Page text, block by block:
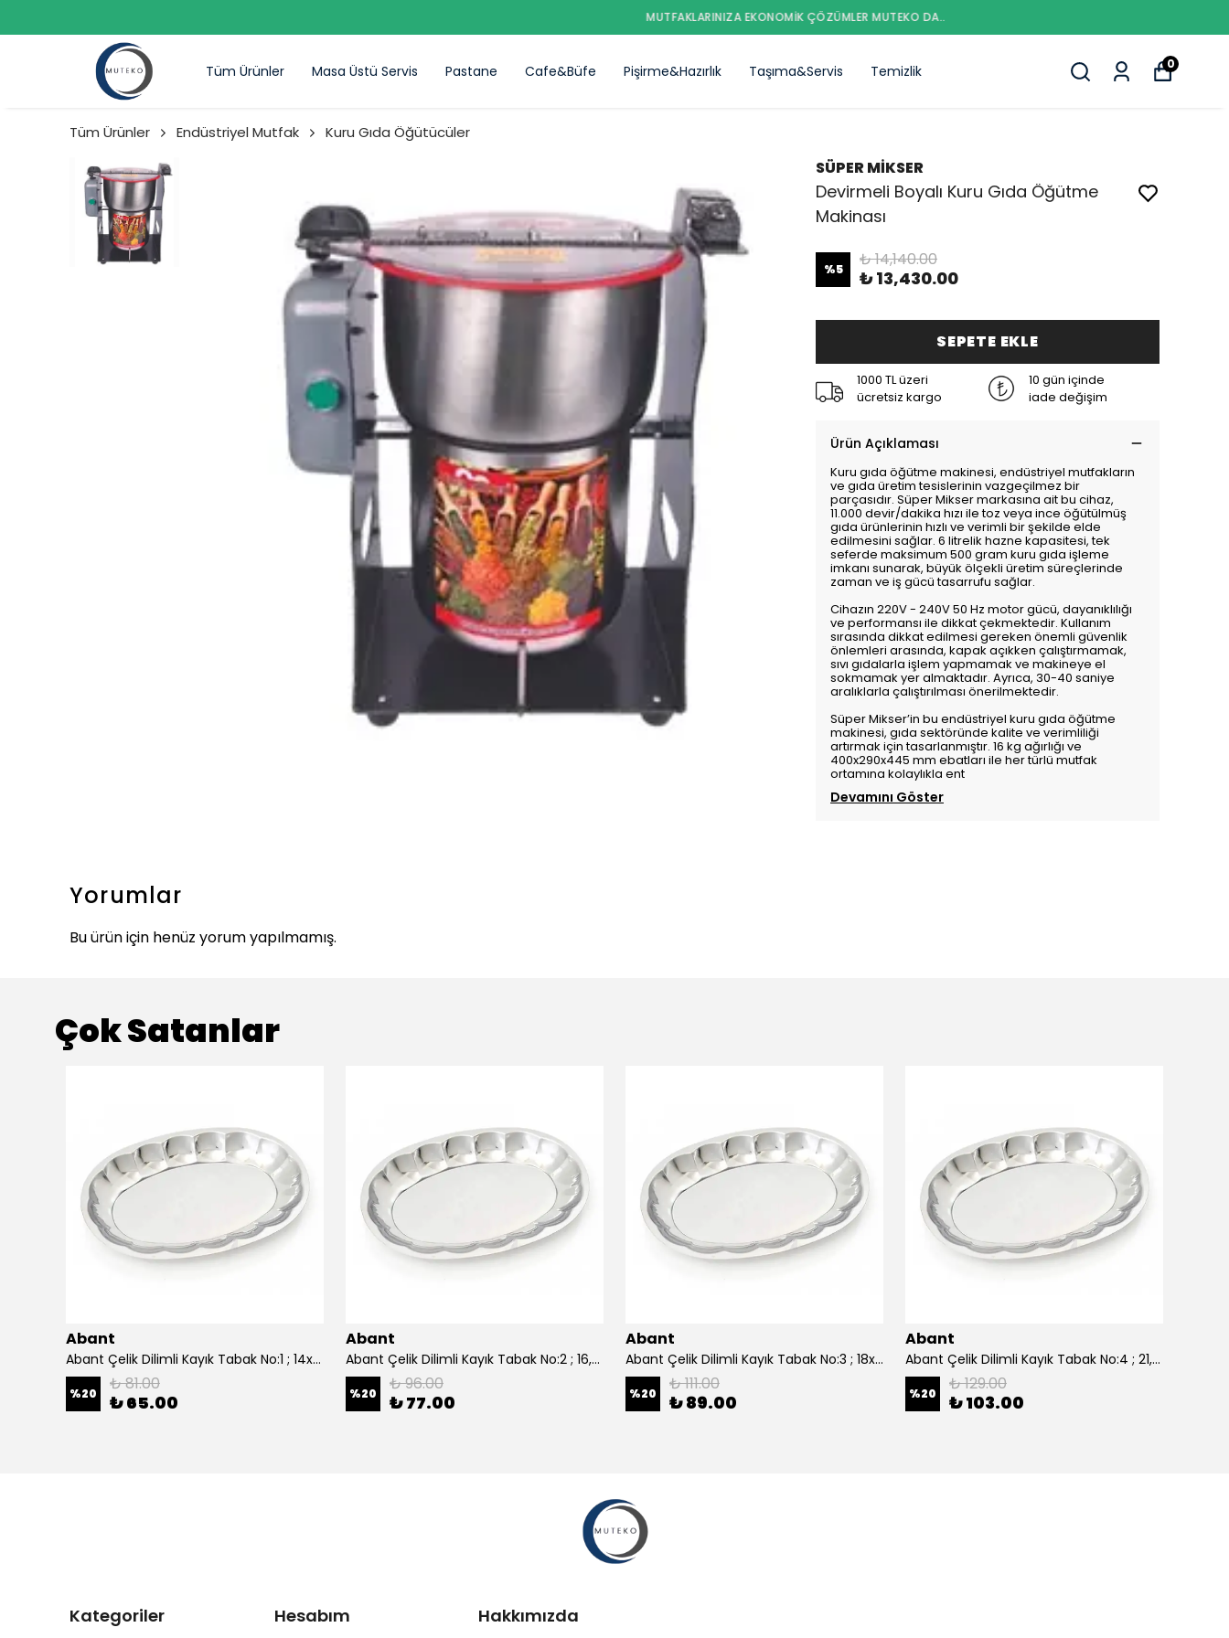
MUTFAKLARINIZA EKONOMIK ÇÖZÜMLER MUTEKO DA..
Tüm Ürünler Masa Üstü Servis Pastane Cafe&Büfe Pişirme&Hazırlık Taşıma&Servis Temizlik 0
Tüm Ürünler Endüstriyel Mutfak Kuru Gıda Öğütücüler
SÜPER MİKSER
Devirmeli Boyalı Kuru Gıda Öğütme
Makinası
%5 ₺ 14,140.00
₺ 13,430.00
SEPETE EKLE
1000 TL üzeri
ücretsiz kargo
10 gün içinde
iade değişim
Ürün Açıklaması
Kuru gıda öğütme makinesi, endüstriyel mutfakların
ve gıda üretim tesislerinin vazgeçilmez bir
parçasıdır. Süper Mikser markasına ait bu cihaz,
11.000 devir/dakika hızı ile toz veya ince öğütülmüş
gıda ürünlerinin hızlı ve verimli bir şekilde elde
edilmesini sağlar. 6 litrelik hazne kapasitesi, tek
seferde maksimum 500 gram kuru gıda işleme
imkanı sunarak, büyük ölçekli üretim süreçlerinde
zaman ve iş gücü tasarrufu sağlar.
Cihazın 220V - 240V 50 Hz motor gücü, dayanıklılığı
ve performansı ile dikkat çekmektedir. Kullanım
sırasında dikkat edilmesi gereken önemli güvenlik
önlemleri arasında, kapak açıkken çalıştırmamak,
sıvı gıdalarla işlem yapmamak ve makineye el
sokmamak yer almaktadır. Ayrıca, 30-40 saniye
aralıklarla çalıştırılması önerilmektedir.
Süper Mikser’in bu endüstriyel kuru gıda öğütme
makinesi, gıda sektöründe kalite ve verimliliği
artırmak için tasarlanmıştır. 16 kg ağırlığı ve
400x290x445 mm ebatları ile her türlü mutfak
ortamına kolaylıkla ent
Devamını Göster
Yorumlar
Bu ürün için henüz yorum yapılmamış.
Çok Satanlar
Abant
Abant Çelik Dilimli Kayık Tabak No:1 ; 14x21 cm.
%20 ₺ 81.00
₺ 65.00
Abant
Abant Çelik Dilimli Kayık Tabak No:2 ; 16,5x24,5 cm.
%20 ₺ 96.00
₺ 77.00
Abant
Abant Çelik Dilimli Kayık Tabak No:3 ; 18x27,5 cm.
%20 ₺ 111.00
₺ 89.00
Abant
Abant Çelik Dilimli Kayık Tabak No:4 ; 21,5x30,5 cm.
%20 ₺ 129.00
₺ 103.00
Kategoriler Hesabım Hakkımızda